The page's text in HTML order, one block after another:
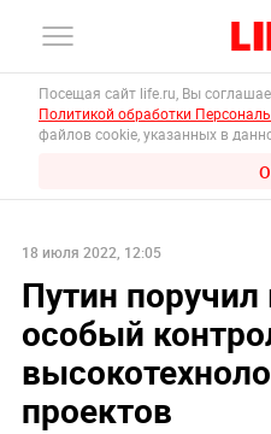
Посещая сайт life.ru, Вы
Политикой обработки
файлов cookie, указанных в
18 июля 2022, 12:05
Путин поручил
особый
проектов